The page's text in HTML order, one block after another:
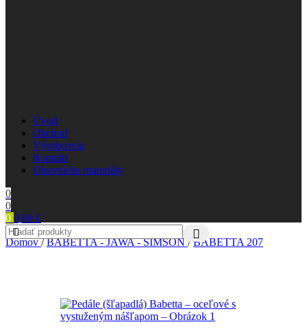
Úvod
Obchod
Výrobcovia
Kontakt
Obuvnícke materiály
0
0
0 0,00 €
Domov/ BABETTA - JAWA - SIMSON / BABETTA 207